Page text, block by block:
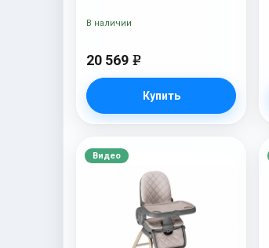
20 569 e
Купить
В наличии
Видео